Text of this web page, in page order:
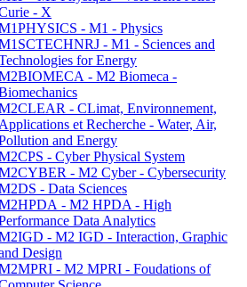
- X
- M1 - Physics
- M1 - Sciences and
for Energy
- M2 Biomeca -
- CLimat, Environnement,
Applications et Recherche - Water, Air,
and Energy
- Cyber Physical System
- M2 Cyber - Cybersecurity
- Data Sciences
- M2 HPDA - High
Data Analytics
- M2 IGD - Interaction, Graphic
Design
- M2 MPRI - Foudations of